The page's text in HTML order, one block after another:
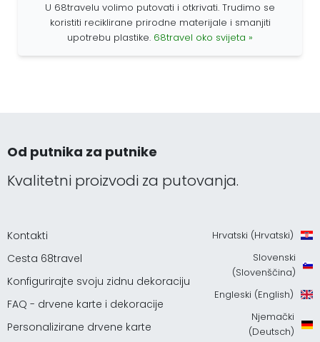
U 68travelu volimo putovati i otkrivati. Trudimo se
koristiti reciklirane prirodne materijale i smanjiti
upotrebu plastike. 68travel oko svijeta »
Od putnika za putnike
Kvalitetni proizvodi za putovanja.
Kontakti
Cesta 68travel
Konfigurirajte svoju zidnu dekoraciju
FAQ - drvene karte i dekoracije
Personalizirane drvene karte
Hrvatski (Hrvatski)
Slovenski
(Slovenščina)
Engleski (English)
Njemački
(Deutsch)